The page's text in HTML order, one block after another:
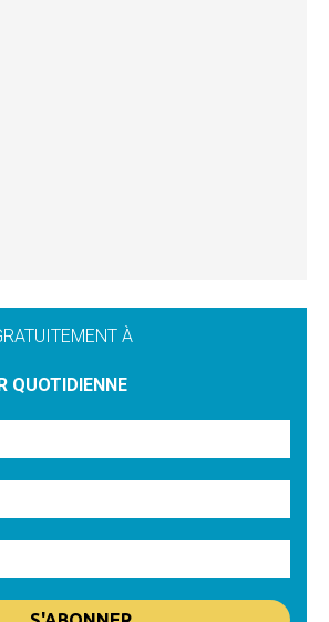
À
QUOTIDIENNE